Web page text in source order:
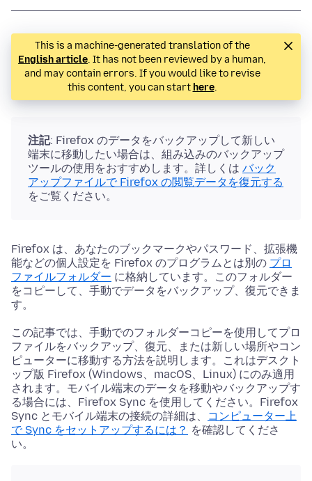
This is a machine-generated translation of the
English article. It has not been reviewed by a human,
and may contain errors. If you would like to revise
this content, you can start here.
注記: Firefox のデータをバックアップして新しい
端末に移動したい場合は、組み込みのバックアップ
ツールの使用をおすすめします。詳しくは バック
アップファイルで Firefox の閲覧データを復元する
をご覧ください。
Firefox は、あなたのブックマークやパスワード、拡張機
能などの個人設定を Firefox のプログラムとは別の プロ
ファイルフォルダー に格納しています。このフォルダー
をコピーして、手動でデータをバックアップ、復元できま
す。
この記事では、手動でのフォルダーコピーを使用してプロ
ファイルをバックアップ、復元、または新しい場所やコン
ピューターに移動する方法を説明します。これはデスクト
ップ版 Firefox (Windows、macOS、Linux) にのみ適用
されます。モバイル端末のデータを移動やバックアップす
る場合には、Firefox Sync を使用してください。Firefox
Sync とモバイル端末の接続の詳細は、
コンピューター上
で Sync をセットアップするには？ を確認してくださ
い。